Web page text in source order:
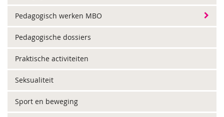
Pedagogisch werken MBO
Pedagogische dossiers
Praktische activiteiten
Seksualiteit
Sport en beweging